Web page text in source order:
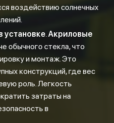
воздействию солнечных
установке.Акриловые
обычного стекла, что
и монтаж. Это
конструкций, где вес
роль. Легкость
затраты на
в